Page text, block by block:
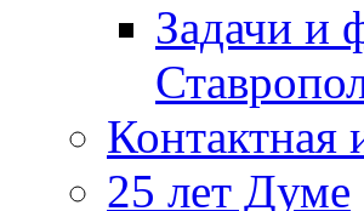
Задачи и
25 лет Думе